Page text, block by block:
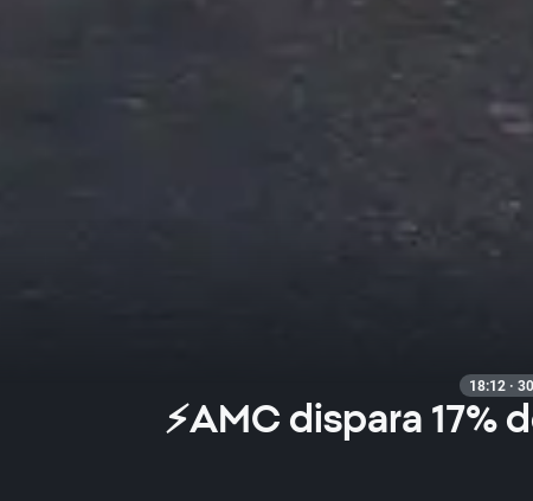
18:12 ·
⚡AMC dispara